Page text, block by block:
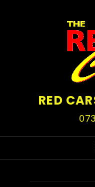
RED